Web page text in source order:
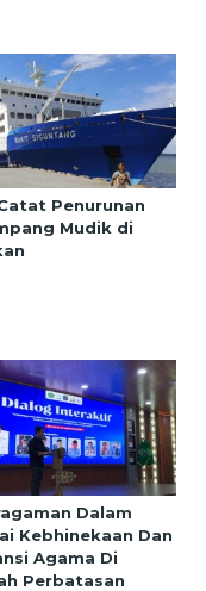
Penurunan
Mudik di
Dalam
Kebhinekaan Dan
Agama Di
Perbatasan